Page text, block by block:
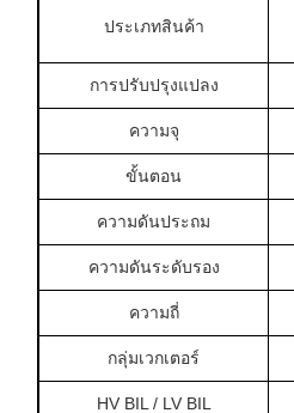
ประเภทสินค้า
การปรับปรุงแปลง
ความจุ
ขั้นตอน
ความดันประถม
ความดันระดับรอง
ความถี่
กลุ่มเวกเตอร์
HV BIL / LV BIL